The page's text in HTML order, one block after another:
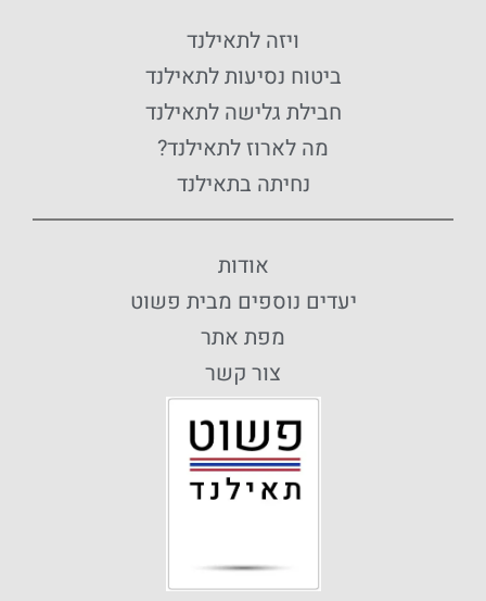
ויזה לתאילנד
ביטוח נסיעות לתאילנד
חבילת גלישה לתאילנד
מה לארוז לתאילנד?
נחיתה בתאילנד
אודות
יעדים נוספים מבית פשוט
מפת אתר
צור קשר